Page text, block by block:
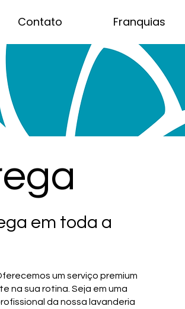
Contato Franquias
em toda a
um serviço premium
na sua rotina. Seja em uma
da nossa lavanderia